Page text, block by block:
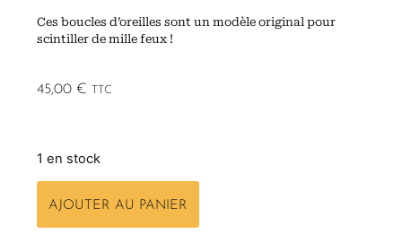
Ces boucles d’oreilles sont un modèle original pour
scintiller de mille feux !
45,00 € TTC
1 en stock
AJOUTER AU PANIER